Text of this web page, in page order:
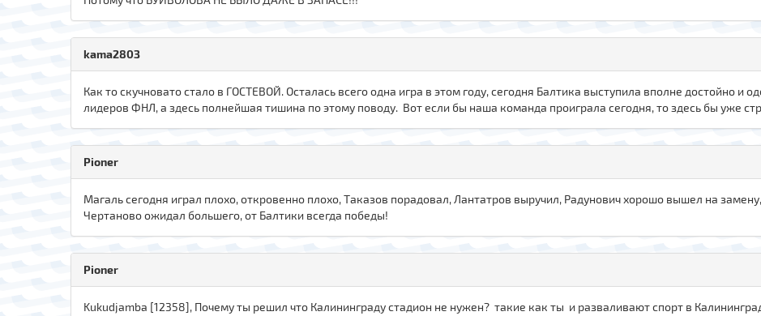
kаma280З
Как то скучновато стало в ГОСТЕВОЙ. Осталась всего одна игра в этом году, сегодня Балтика выступила вполне достойно и
лидеров ФНЛ, а здесь полнейшая тишина по этому поводу. Вот если бы наша команда проиграла сегодня, то здесь бы уже
Pioner
Магаль сегодня играл плохо, откровенно плохо, Таказов порадовал, Лантатров выручил, Радунович хорошо вышел на
Чертаново ожидал большего, от Балтики всегда победы!
Pioner
Kukudjamba [12358], Почему ты решил что Калининграду стадион не нужен? такие как ты и разваливают спорт в